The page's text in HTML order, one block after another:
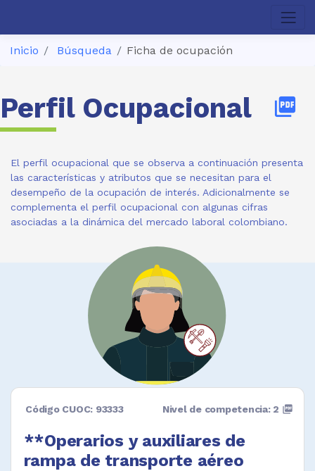
Inicio Búsqueda Ficha de ocupación
Perfil Ocupacional picture_as_pdf
El perfil ocupacional que se observa a continuación presenta
las características y atributos que se necesitan para el
desempeño de la ocupación de interés. Adicionalmente se
complementa el perfil ocupacional con algunas cifras
asociadas a la dinámica del mercado laboral colombiano.
Código CUOC: 93333
**Operarios y auxiliares de
rampa de transporte aéreo
Nivel de competencia: 2 picture_as_pdf